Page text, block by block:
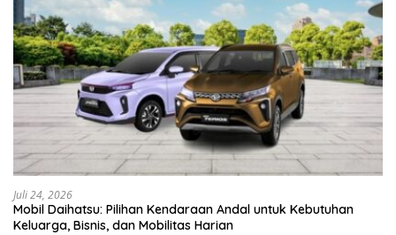
Juli 24, 2026
Mobil Daihatsu: Pilihan Kendaraan Andal untuk Kebutuhan
Keluarga, Bisnis, dan Mobilitas Harian